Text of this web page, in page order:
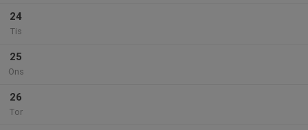
24
Tis
25
Ons
26
Tor